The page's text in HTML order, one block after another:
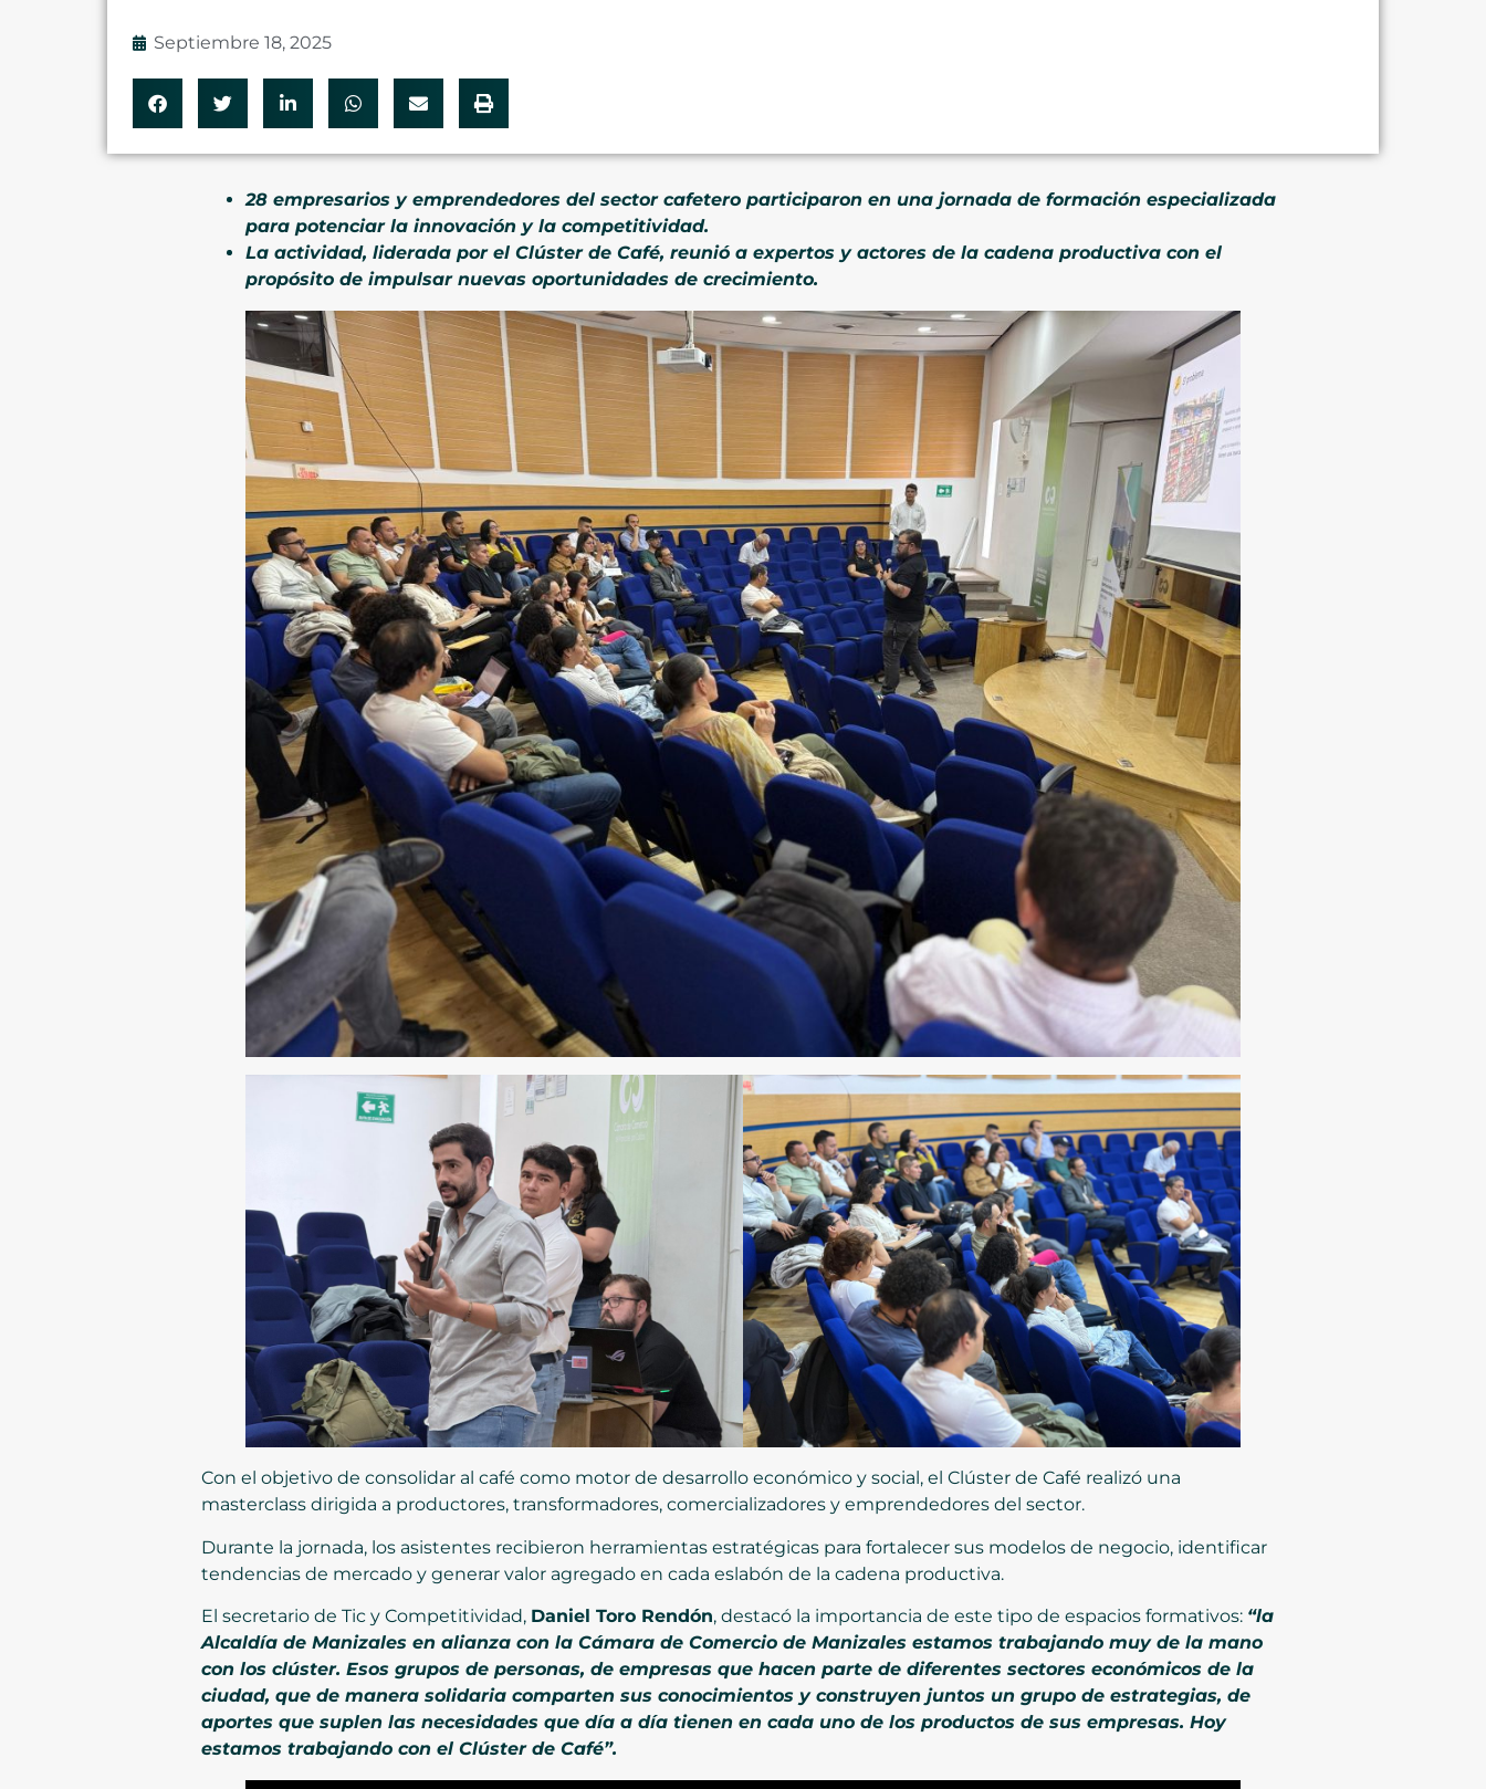
Septiembre 18, 2025
28 empresarios y emprendedores del sector cafetero participaron en una jornada de formación especializada
para potenciar la innovación y la competitividad.
La actividad, liderada por el Clúster de Café, reunió a expertos y actores de la cadena productiva con el
propósito de impulsar nuevas oportunidades de crecimiento.
Con el objetivo de consolidar al café como motor de desarrollo económico y social, el Clúster de Café realizó una
masterclass dirigida a productores, transformadores, comercializadores y emprendedores del sector.
Durante la jornada, los asistentes recibieron herramientas estratégicas para fortalecer sus modelos de negocio, identificar
tendencias de mercado y generar valor agregado en cada eslabón de la cadena productiva.
El secretario de Tic y Competitividad, Daniel Toro Rendón, destacó la importancia de este tipo de espacios formativos: “la
Alcaldía de Manizales en alianza con la Cámara de Comercio de Manizales estamos trabajando muy de la mano
con los clúster. Esos grupos de personas, de empresas que hacen parte de diferentes sectores económicos de la
ciudad, que de manera solidaria comparten sus conocimientos y construyen juntos un grupo de estrategias, de
aportes que suplen las necesidades que día a día tienen en cada uno de los productos de sus empresas. Hoy
estamos trabajando con el Clúster de Café”.